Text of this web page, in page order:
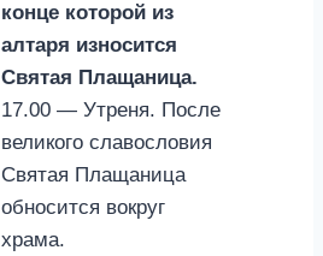
конце которой из
алтаря износится
Святая Плащаница.
17.00 — Утреня. После
великого славословия
Святая Плащаница
обносится вокруг
храма.